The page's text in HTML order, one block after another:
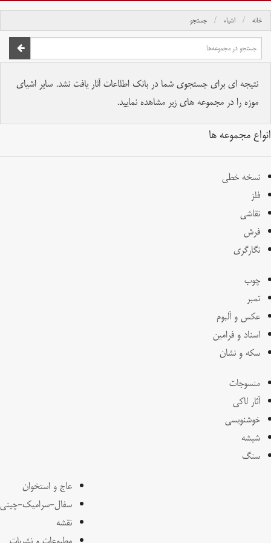
خانه اشیاء جستجو
نتیجه ای برای جستجوی شما در بانک اطلاعات آثار یافت نشد. سایر اشیای
موزه را در مجموعه های زیر مشاهده نمایید.
انواع مجموعه ها
نسخه خطی
فلز
نقاشی
فرش
نگارگری
چوب
تمبر
عکس و آلبوم
اسناد و فرامین
سکه و نشان
منسوجات
آثار لاکی
خوشنویسی
شیشه
سنگ
عاج و استخوان
سفال-سرامیک-چینی
نقشه
تمام حقوق برای موسسه کتابخانه و موزه ملی ملک محفوظ است.